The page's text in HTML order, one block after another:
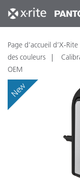
Page d’accueil d’X-Rite
des couleurs
OEM
New